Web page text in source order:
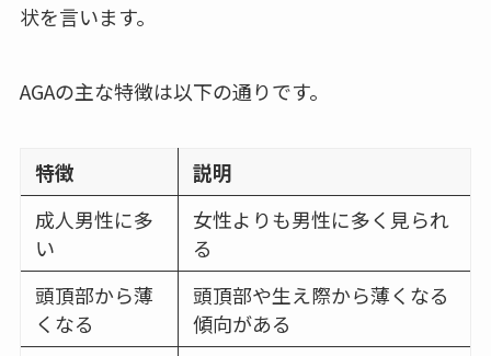
状を言います。
AGAの主な特徴は以下の通りです。
特徴
説明
成人男性に多
い
女性よりも男性に多く見られ
る
頭頂部から薄
くなる
頭頂部や生え際から薄くなる
傾向がある